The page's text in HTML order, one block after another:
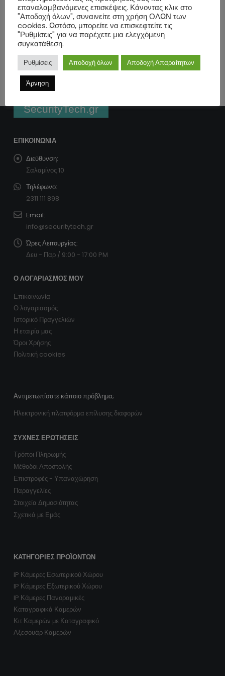
Ημερομηνία Δημοσίευσης:14/12/2017
ΔΙΆΒΑΣΕ ΠΕΡΙΣΣΌΤΕΡΑ
SecurityTech.gr
ΕΠΙΚΟΙΝΩΝΊΑ
Διεύθυνση:
Σαλαμίνος 10
Τηλέφωνο:
2311 111 898
Email:
info@securitytech.gr
Ώρες Λειτουργίας:
Δευ - Παρ / 9:00 - 17:00 PM
Ο ΛΟΓΑΡΙΑΣΜΌΣ ΜΟΥ
Επικοινωνία
Ο λογαριασμός
Ιστορικό Πραγγελιών
Η εταιρία μας
Όροι Χρήσης
Πολιτική cookies
Αντιμετωπίσατε κάποιο πρόβλημα;
Ηλεκτρονική πλατφόρμα επίλυσης διαφορών
ΣΥΧΝΈΣ ΕΡΩΤΉΣΕΙΣ
Τρόποι Πληρωμής
Μέθοδοι Αποστολής
Επιστροφές - Υπαναχώρηση
Παραγγελίες
Στοιχεία Δημοσιότητας
Σχετικά με Εμάς
ΚΑΤΗΓΟΡΊΕΣ ΠΡΟΪΌΝΤΩΝ
IP Κάμερες Εσωτερικού Χώρου
IP Κάμερες Εξωτερικού Χώρου
IP Κάμερες Πανοραμικές
Καταγραφικά Καμερών
Κιτ Καμερών με Καταγραφικό
Αξεσουάρ Καμερών
επαναλαμβανόμενες επισκέψεις. Κάνοντας κλικ στο
"Αποδοχή όλων", συναινείτε στη χρήση ΟΛΩΝ των
cookies. Ωστόσο, μπορείτε να επισκεφτείτε τις
"Ρυθμίσεις" για να παρέχετε μια ελεγχόμενη
συγκατάθεση.
Ρυθμίσεις Αποδοχή όλων Αποδοχή Απαραίτητων
Άρνηση